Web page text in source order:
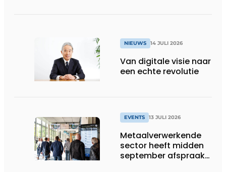
NIEUWS 14 JULI 2026
Van digitale visie naar
een echte revolutie
EVENTS 13 JULI 2026
Metaalverwerkende
sector heeft midden
september afspraak